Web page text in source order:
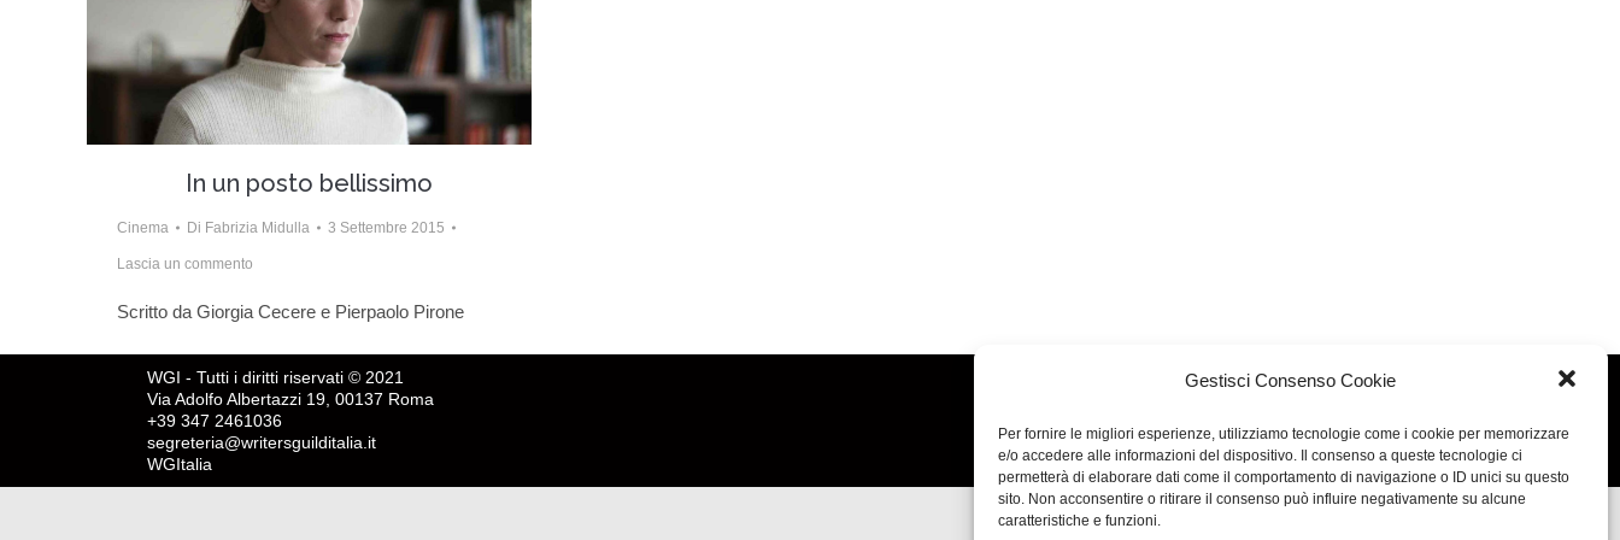
Gestisci Consenso Cookie
Per fornire le migliori esperienze, utilizziamo tecnologie come i cookie per memorizzare
e/o accedere alle informazioni del dispositivo. Il consenso a queste tecnologie ci
permetterà di elaborare dati come il comportamento di navigazione o ID unici su questo
sito. Non acconsentire o ritirare il consenso può influire negativamente su alcune
caratteristiche e funzioni.
In un posto bellissimo
Cinema Di Fabrizia Midulla 3 Settembre 2015
Lascia un commento
Scritto da Giorgia Cecere e Pierpaolo Pirone
WGI - Tutti i diritti riservati © 2021
Via Adolfo Albertazzi 19, 00137 Roma
+39 347 2461036
segreteria@writersguilditalia.it
WGItalia
Cookie & Privacy Policy